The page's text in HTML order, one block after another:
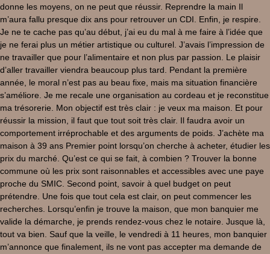
donne les moyens, on ne peut que réussir. Reprendre la main Il
m’aura fallu presque dix ans pour retrouver un CDI. Enfin, je respire.
Je ne te cache pas qu’au début, j’ai eu du mal à me faire à l’idée que
je ne ferai plus un métier artistique ou culturel. J’avais l’impression de
ne travailler que pour l’alimentaire et non plus par passion. Le plaisir
d’aller travailler viendra beaucoup plus tard. Pendant la première
année, le moral n’est pas au beau fixe, mais ma situation financière
s’améliore. Je me recale une organisation au cordeau et je reconstitue
ma trésorerie. Mon objectif est très clair : je veux ma maison. Et pour
réussir la mission, il faut que tout soit très clair. Il faudra avoir un
comportement irréprochable et des arguments de poids. J’achète ma
maison à 39 ans Premier point lorsqu’on cherche à acheter, étudier les
prix du marché. Qu’est ce qui se fait, à combien ? Trouver la bonne
commune où les prix sont raisonnables et accessibles avec une paye
proche du SMIC. Second point, savoir à quel budget on peut
prétendre. Une fois que tout cela est clair, on peut commencer les
recherches. Lorsqu’enfin je trouve la maison, que mon banquier me
valide la démarche, je prends rendez-vous chez le notaire. Jusque là,
tout va bien. Sauf que la veille, le vendredi à 11 heures, mon banquier
m’annonce que finalement, ils ne vont pas accepter ma demande de